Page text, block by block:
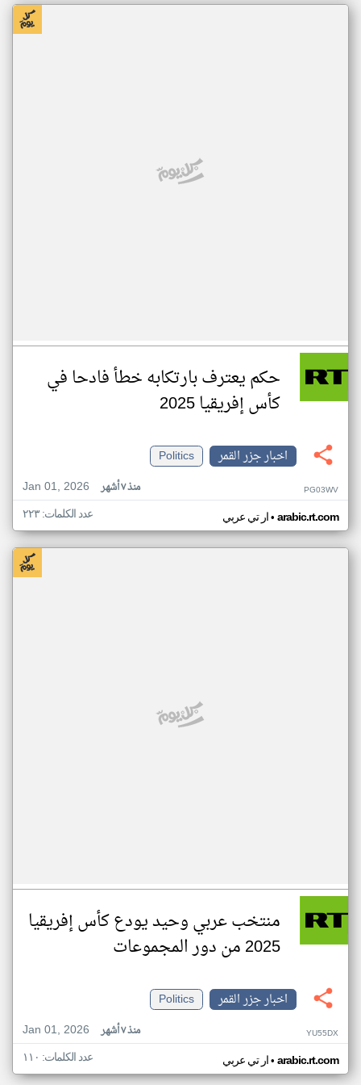
حكم يعترف بارتكابه خطأ فادحا في
كأس إفريقيا 2025
اخبار جزر القمر
Politics
Jan 01, 2026
منذ ٧ أشهر PG03WV
ار تي عربي• arabic.rt.com عدد الكلمات: ٢٢٣
منتخب عربي وحيد يودع كأس إفريقيا
2025 من دور المجموعات
اخبار جزر القمر
Politics
Jan 01, 2026
منذ ٧ أشهر YU55DX
ار تي عربي• arabic.rt.com عدد الكلمات: ١١٠